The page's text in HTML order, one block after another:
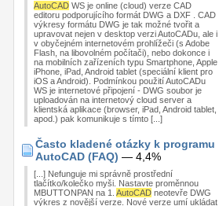
AutoCAD WS je online (cloud) verze CAD
editoru podporujícího formát DWG a DXF . CAD
výkresy formátu DWG je tak možné tvořit a
upravovat nejen v desktop verzi AutoCADu, ale i
v obyčejném internetovém prohlížeči (s Adobe
Flash, na libovolném počítači), nebo dokonce i
na mobilních zařízeních typu Smartphone, Apple
iPhone, iPad, Android tablet (speciální klient pro
iOS a Android). Podmínkou použití AutoCADu
WS je internetové připojení - DWG soubor je
uploadován na internetový cloud server a
klientská aplikace (browser, iPad, Android tablet,
apod.) pak komunikuje s tímto [...]
Často kladené otázky k programu
AutoCAD (FAQ) — 4,4%
[...] Nefunguje mi správně prostřední
tlačítko/kolečko myši. Nastavte proměnnou
MBUTTONPAN na 1. AutoCAD neotevře DWG
výkres z novější verze. Nové verze umí ukládat